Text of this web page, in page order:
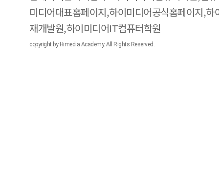
미디어대표홈페이지,하이미디어공식홈페이지,
재개발원,하이미디어IT컴퓨터학원
copyright by Himedia Academy. All Rights Reserved.